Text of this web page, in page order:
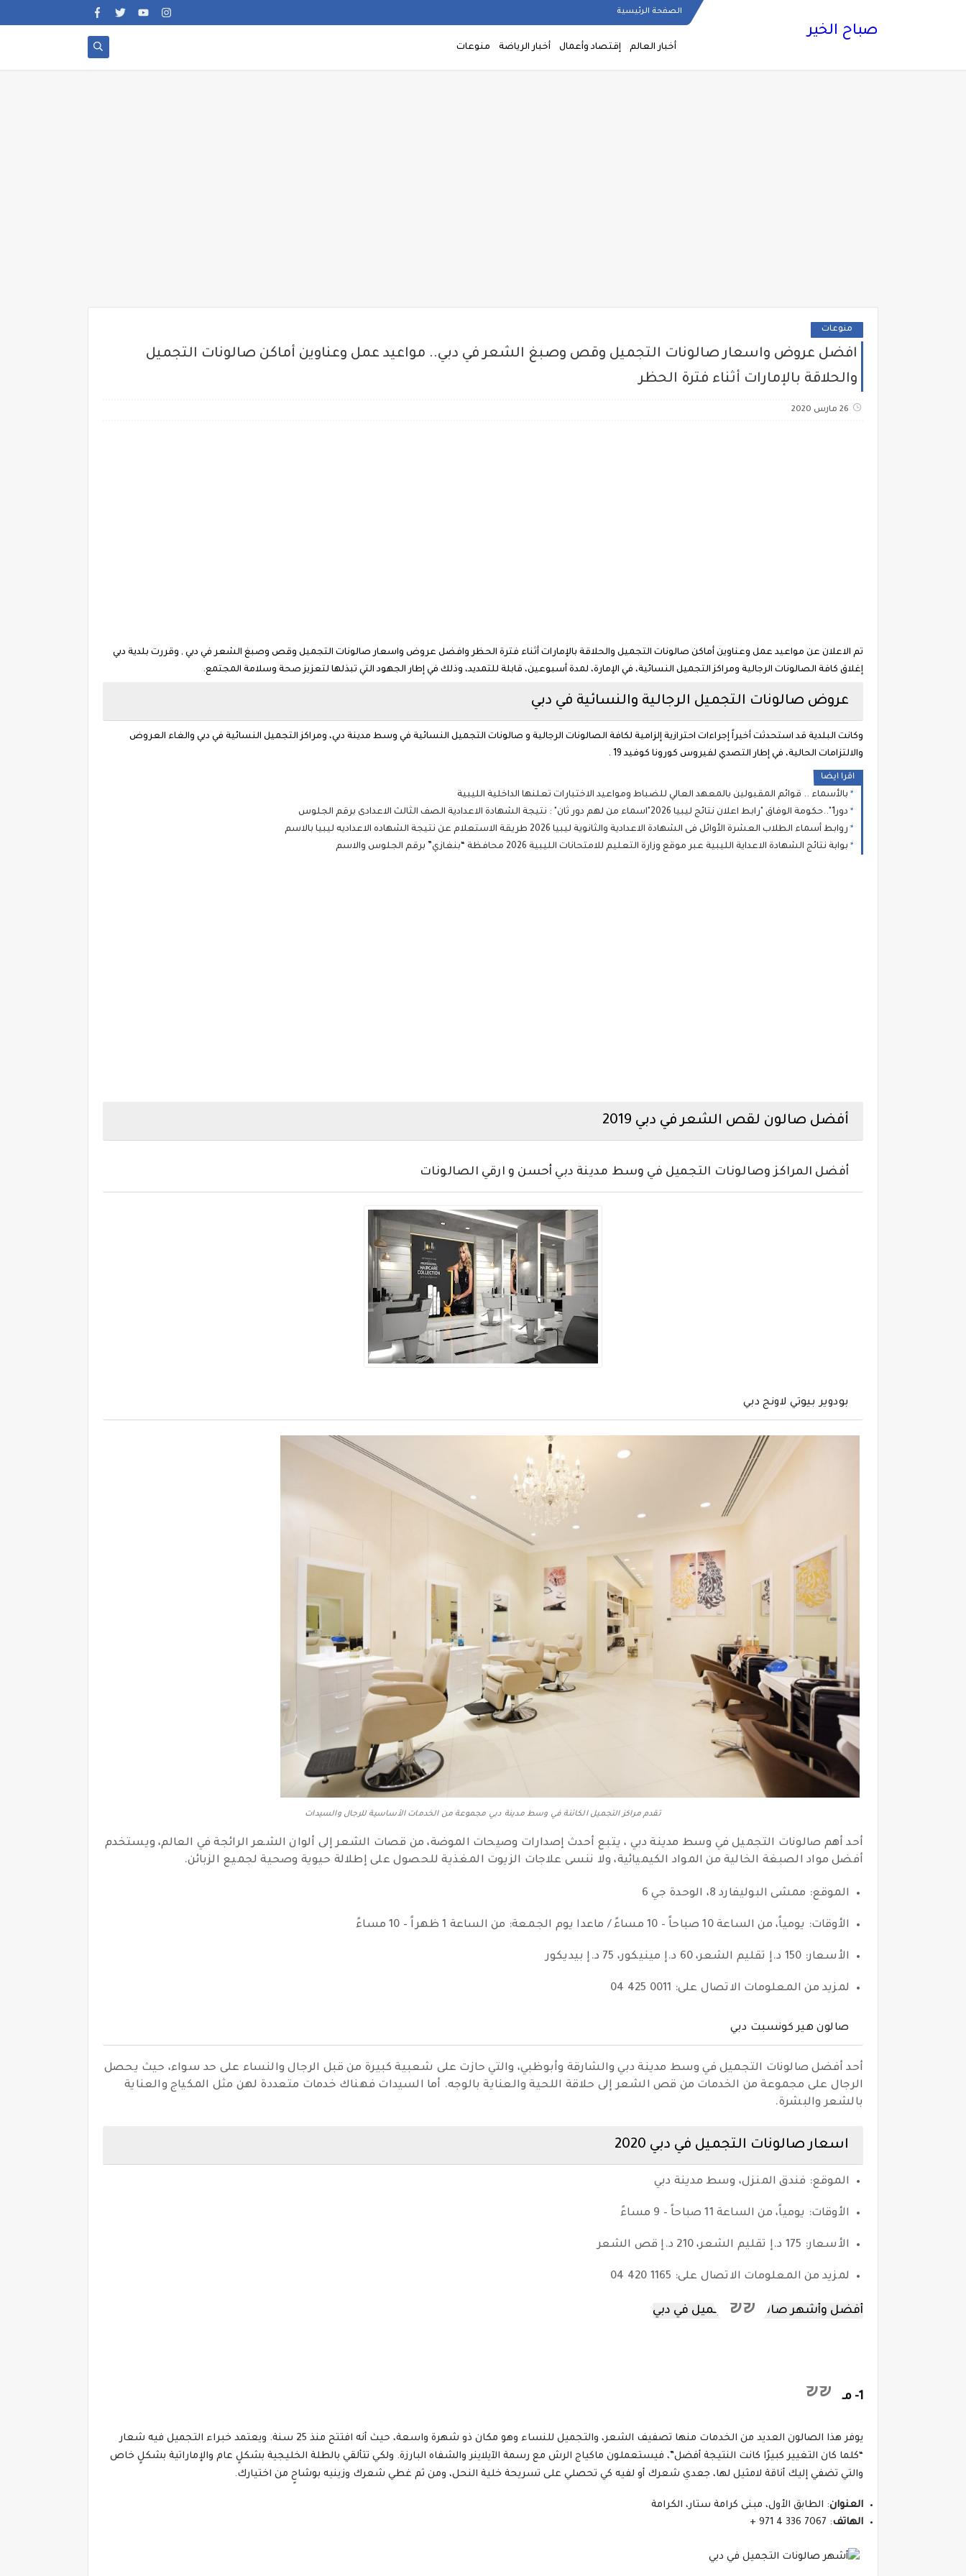
الصفحة الرئيسية
صباح الخير
أخبار العالم إقتصاد وأعمال أخبار الرياضة منوعات
منوعات
افضل عروض واسعار صالونات التجميل وقص وصبغ الشعر في دبي.. مواعيد عمل وعناوين أماكن صالونات التجميل
والحلاقة بالإمارات أثناء فترة الحظر
26 مارس 2020
تم الاعلان عن مواعيد عمل وعناوين أماكن صالونات التجميل والحلاقة بالإمارات أثناء فترة الحظر وافضل عروض واسعار صالونات التجميل وقص وصبغ الشعر في دبي , وقررت بلدية دبي
إغلاق كافة الصالونات الرجالية ومراكز التجميل النسائية، في الإمارة، لمدة أسبوعين، قابلة للتمديد، وذلك في إطار الجهود التي تبذلها لتعزيز صحة وسلامة المجتمع.
عروض صالونات التجميل الرجالية والنسائية في دبي
وكانت البلدية قد استحدثت أخيراً إجراءات احترازية إلزامية لكافة الصالونات الرجالية و صالونات التجميل النسائية في وسط مدينة دبي، ومراكز التجميل النسائية في دبي والغاء العروض
والالتزامات الحالية، في إطار التصدي لفيروس كورونا كوفيد 19 .
اقرا ايضا
بالأسماء .. قوائم المقبولين بالمعهد العالي للضباط ومواعيد الاختبارات تعلنها الداخلية الليبية
دور1"..حكومة الوفاق "رابط اعلان نتائج ليبيا 2026"اسماء من لهم دور ثان" : نتيجة الشهادة الاعدادية الصف الثالث الاعدادى برقم الجلوس
روابط أسماء الطلاب العشرة الأوائل فى الشهادة الاعدادية والثانوية ليبيا 2026 طريقة الاستعلام عن نتيجة الشهاده الاعداديه ليبيا بالاسم
بوابة نتائج الشهادة الاعداية الليبية عبر موقع وزارة التعليم للامتحانات الليبية 2026 محافظة “بنغازي” برقم الجلوس والاسم
أفضل صالون لقص الشعر في دبي 2019
أفضل المراكز وصالونات التجميل في وسط مدينة دبي أحسن و ارقي الصالونات
بودوير بيوتي لاونج دبي
تقدم مراكز التجميل الكائنة في وسط مدينة دبي مجموعة من الخدمات الأساسية للرجال والسيدات
أحد أهم صالونات التجميل في وسط مدينة دبي ، يتبع أحدث إصدارات وصيحات الموضة، من قصات الشعر إلى ألوان الشعر الرائجة في العالم، ويستخدم
أفضل مواد الصبغة الخالية من المواد الكيميائية، ولا ننسى علاجات الزيوت المغذية للحصول على إطلالة حيوية وصحية لجميع الزبائن.
الموقع: ممشى البوليفارد 8، الوحدة جي 6
الأوقات: يومياً، من الساعة 10 صباحاً – 10 مساءً / ماعدا يوم الجمعة: من الساعة 1 ظهراً – 10 مساءً
الأسعار: 150 د.إ تقليم الشعر، 60 د.إ مينيكور، 75 د.إ بيديكور
لمزيد من المعلومات الاتصال على: 0011 425 04
صالون هير كونسبت دبي
أحد أفضل صالونات التجميل في وسط مدينة دبي والشارقة وأبوظبي، والتي حازت على شعبية كبيرة من قبل الرجال والنساء على حد سواء، حيث يحصل
الرجال على مجموعة من الخدمات من قص الشعر إلى حلاقة اللحية والعناية بالوجه. أما السيدات فهناك خدمات متعددة لهن مثل المكياج والعناية
بالشعر والبشرة.
اسعار صالونات التجميل في دبي 2020
الموقع: فندق المنزل، وسط مدينة دبي
الأوقات: يومياً، من الساعة 11 صباحاً – 9 مساءً
الأسعار: 175 د.إ تقليم الشعر، 210 د.إ قص الشعر
لمزيد من المعلومات الاتصال على: 1165 420 04
أفضل وأشهر صالونات التجميل في دبي
1- مشكبار:
يوفر هذا الصالون العديد من الخدمات منها تصفيف الشعر، والتجميل للنساء وهو مكان ذو شهرة واسعة، حيث أنه افتتح منذ 25 سنة. ويعتمد خبراء التجميل فيه شعار
“كلما كان التغيير كبيرًا كانت النتيجة أفضل”، فيستعملون ماكياج الرش مع رسمة الآيلاينر والشفاه البارزة. ولكي تتألقي بالطلة الخليجية بشكلٍ عام والإماراتية بشكلٍ خاص
والتي تضفي إليك أناقة لامثيل لها، جعدي شعرك أو لفيه كي تحصلي على تسريحة خلية النحل، ومن ثم غطي شعرك وزينيه بوشاحٍ من اختيارك.
العنوان: الطابق الأول، مبنى كرامة ستار، الكرامة
الهاتف: 7067 336 4 971 +